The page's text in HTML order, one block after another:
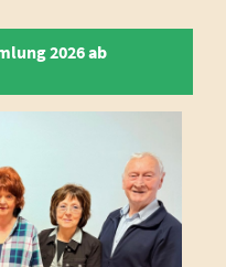
2026 ab